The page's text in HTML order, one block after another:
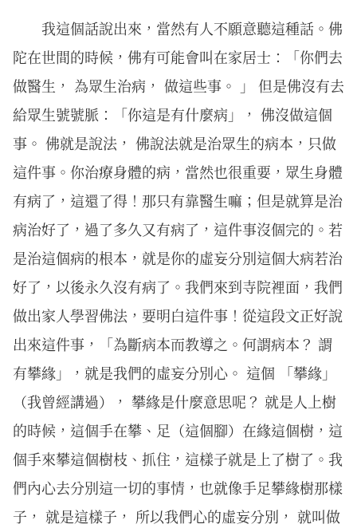
我這個話說出來，當然有人不願意聽這種話。佛
陀在世間的時候，佛有可能會叫在家居士：「你們去
做醫生， 為眾生治病， 做這些事。 」 但是佛沒有去
給眾生號號脈：「你這是有什麼病」， 佛沒做這個
事。 佛就是說法， 佛說法就是治眾生的病本，只做
這件事。你治療身體的病，當然也很重要，眾生身體
有病了，這還了得！那只有靠醫生嘛；但是就算是治
病治好了，過了多久又有病了，這件事沒個完的。若
是治這個病的根本，就是你的虛妄分別這個大病若治
好了，以後永久沒有病了。我們來到寺院裡面，我們
做出家人學習佛法，要明白這件事！從這段文正好說
出來這件事，「為斷病本而教導之。何謂病本？ 謂
有攀緣」，就是我們的虛妄分別心。 這個 「攀緣」
（我曾經講過）， 攀緣是什麼意思呢？ 就是人上樹
的時候，這個手在攀、足（這個腳）在緣這個樹，這
個手來攀這個樹枝、抓住，這樣子就是上了樹了。我
們內心去分別這一切的事情，也就像手足攀緣樹那樣
子， 就是這樣子， 所以我們心的虛妄分別， 就叫做